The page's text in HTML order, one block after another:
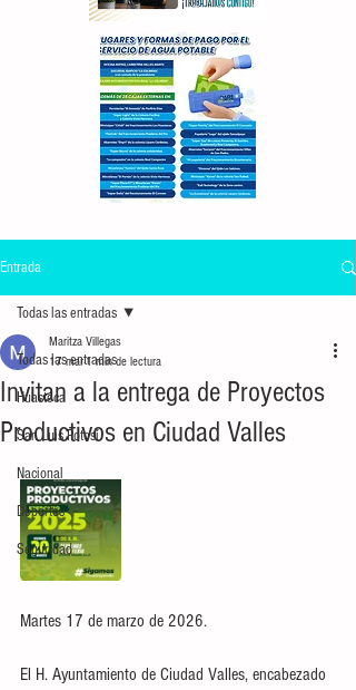
Entrada
Todas las entradas
Huasteca
San Luis Potosí
Nacional
Deportes
Seguridad
Todas las entradas
Invitan a la entrega de Proyectos
Productivos en Ciudad Valles
Maritza Villegas
17 mar1 min de lectura
Martes 17 de marzo de 2026.
El H. Ayuntamiento de Ciudad Valles, encabezado